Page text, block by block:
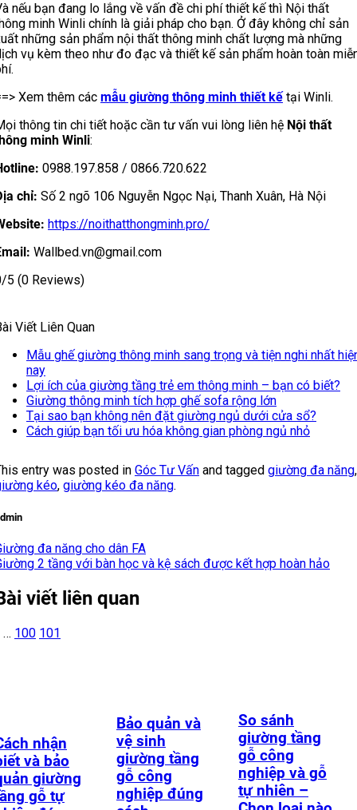
nếu bạn đang lo lắng về vấn đề chi phí thiết kế thì Nội thất
minh Winli chính là giải pháp cho bạn. Ở đây không chỉ sản
những sản phẩm nội thất thông minh chất lượng mà những
vụ kèm theo như đo đạc và thiết kế sản phẩm hoàn toàn
Xem thêm các mẫu giường thông minh thiết kế tại Winli.
thông tin chi tiết hoặc cần tư vấn vui lòng liên hệ Nội thất
minh Winli:
0988.197.858 / 0866.720.622
chỉ: Số 2 ngõ 106 Nguyễn Ngọc Nại, Thanh Xuân, Hà Nội
https://noithatthongminh.pro/
Wallbed.vn@gmail.com
5 (0 Reviews)
Viết Liên Quan
Mẫu ghế giường thông minh sang trọng và tiện nghi nhất
nay
Lợi ích của giường tầng trẻ em thông minh – bạn có biết?
Giường thông minh tích hợp ghế sofa rộng lớn
Tại sao bạn không nên đặt giường ngủ dưới cửa sổ?
Cách giúp bạn tối ưu hóa không gian phòng ngủ nhỏ
entry was posted in Góc Tư Vấn and tagged giường đa năng,
kéo, giường kéo đa năng.
đa năng cho dân FA
2 tầng với bàn học và kệ sách được kết hợp hoàn hảo
viết liên quan
… 100 101
nhận
và bảo
giường
gỗ tự
Bảo quản và
vệ sinh
giường tầng
gỗ công
nghiệp đúng
So sánh
giường tầng
gỗ công
nghiệp và gỗ
tự nhiên –